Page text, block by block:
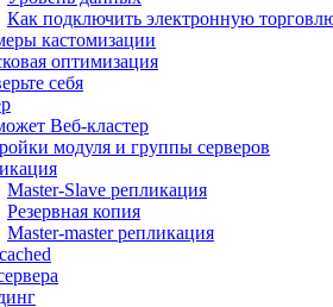
Как подключить электронную
кастомизации
оптимизация
себя
Веб-кластер
модуля и группы серверов
Master-Slave репликация
Резервная копия
Master-master репликация